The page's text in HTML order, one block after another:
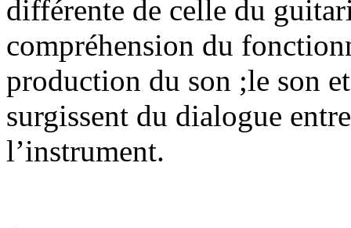
différente de celle du
compréhension du
production du son ;le son
surgissent du dialogue
l’instrument.